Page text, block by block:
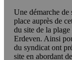
Une démarche de
place auprès de
du site de la
Erdeven. Ainsi
du syndicat ont
site en abordant